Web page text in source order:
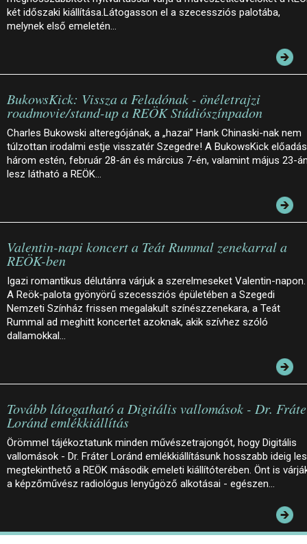
két időszaki kiállítása.Látogasson el a szecessziós palotába,
melynek első emeletén…
BukowsKick: Vissza a Feladónak - önéletrajzi
roadmovie/stand-up a REÖK Stúdiószínpadon
Charles Bukowski alteregójának, a „hazai” Hank Chinaski-nak nem
túlzottan irodalmi estje visszatér Szegedre! A BukowsKick
három estén, február 28-án és március 7-én, valamint május 23-
lesz látható a REÖK…
Valentin-napi koncert a Teát Rummal zenekarral a
REÖK-ben
Igazi romantikus délutánra várjuk a szerelmeseket Valentin-napon.
A Reök-palota gyönyörű szecessziós épületében a Szegedi
Nemzeti Színház frissen megalakult színészzenekara, a Teát
Rummal ad meghitt koncertet azoknak, akik szívhez szóló
dallamokkal…
Tovább látogatható a Digitális vallomások - Dr.
Loránd emlékkiállítás
Örömmel tájékoztatunk minden művészetrajongót, hogy Digitális
vallomások - Dr. Fráter Loránd emlékkiállításunk hosszabb ideig
megtekinthető a REÖK második emeleti kiállítóterében. Önt is
a képzőművész radiológus lenyűgöző alkotásai - egészen…